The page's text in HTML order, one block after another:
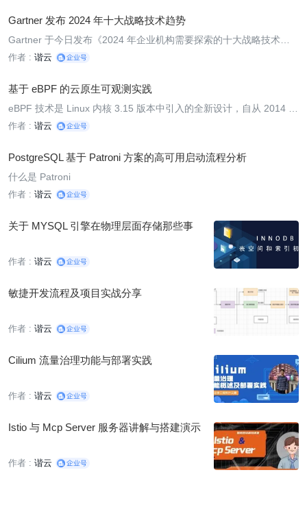
Gartner 发布 2024 年十大战略技术趋势
Gartner 于今日发布《2024 年企业机构需要探索的十大战略技术趋
势》。
作者 : 谐云
基于 eBPF 的云原生可观测实践
eBPF 技术是 Linux 内核 3.15 版本中引入的全新设计，自从 2014 年
发布以来，一直都备受瞩目。在过去几年中，基于 eBPF 技术的实践
e、Facebook、Netflix 和 Isovalent 也共同宣布在 Linux 基金会下成
立了一
作者 : 谐云
PostgreSQL 基于 Patroni 方案的高可用启动流程分析
什么是 Patroni
作者 : 谐云
关于 MYSQL 引擎在物理层面存储那些事
作者 : 谐云
敏捷开发流程及项目实战分享
作者 : 谐云
Cilium 流量治理功能与部署实践
作者 : 谐云
Istio 与 Mcp Server 服务器讲解与搭建演示
作者 : 谐云